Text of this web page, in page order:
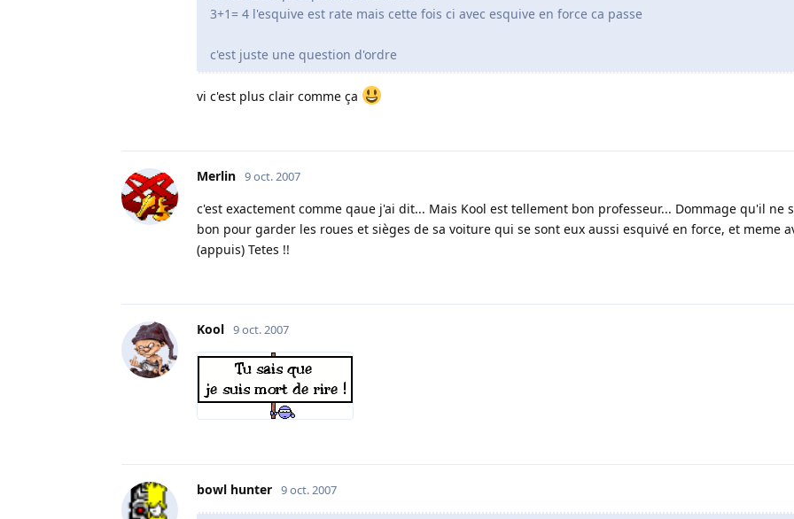
3+1= 4 l'esquive est rate mais cette fois ci avec esquive en force ca passe
c'est juste une question d'ordre
vi c'est plus clair comme ça
Merlin 9 oct. 2007
c'est exactement comme qaue j'ai dit... Mais Kool est tellement bon professeur... Dommage qu'il ne
bon pour garder les roues et sièges de sa voiture qui se sont eux aussi esquivé en force, et meme
(appuis) Tetes !!
Kool 9 oct. 2007
bowl hunter 9 oct. 2007